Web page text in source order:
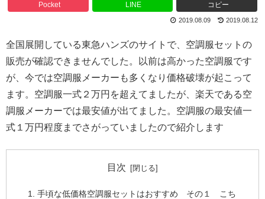
Pocket LINE コピー
2019.08.12
2019.08.09
全国展開している東急ハンズのサイトで、空調服セットの
販売が確認できませんでした。以前は高かった空調服です
が、今では空調服メーカーも多くなり価格破壊が起こって
ます。空調服一式２万円を超えてましたが、楽天である空
調服メーカーでは最安値が出てました。空調服の最安値一
式１万円程度までさがっていましたので紹介します
目次
手頃な低価格空調服セットはおすすめ その１ こち